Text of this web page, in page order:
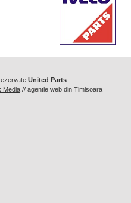
United Parts
Media // agentie web din Timisoara